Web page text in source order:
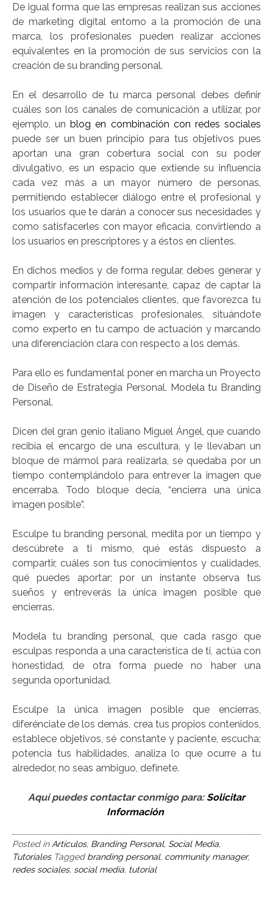
De igual forma que las empresas realizan sus acciones
de marketing digital entorno a la promoción de una
marca, los profesionales pueden realizar acciones
equivalentes en la promoción de sus servicios con la
creación de su branding personal.
En el desarrollo de tu marca personal debes definir
cuáles son los canales de comunicación a utilizar, por
ejemplo, unblog en combinación con redes sociales
puede ser un buen principio para tus objetivos pues
aportan una gran cobertura social con su poder
divulgativo, es un espacio que extiende su influencia
cada vez más a un mayor número de personas,
permitiendo establecer diálogo entre el profesional y
los usuarios que te darán a conocer sus necesidades y
como satisfacerles con mayor eficacia, convirtiendo a
los usuarios en prescriptores y a éstos en clientes.
En dichos medios y de forma regular, debes generar y
compartir información interesante, capaz de captar la
atención de los potenciales clientes, que favorezca tu
imagen y características profesionales, situándote
como experto en tu campo de actuación y marcando
una diferenciación clara con respecto a los demás.
Para ello es fundamental poner en marcha un Proyecto
de Diseño de Estrategia Personal. Modela tu Branding
Personal.
Dicen del gran genio italiano Miguel Ángel, que cuando
recibía el encargo de una escultura, y le llevaban un
bloque de mármol para realizarla, se quedaba por un
tiempo contemplándolo para entrever la imagen que
encerraba. Todo bloque decía, “encierra una única
imagen posible”.
Esculpe tu branding personal, medita por un tiempo y
descúbrete a ti mismo, qué estás dispuesto a
compartir, cuáles son tus conocimientos y cualidades,
qué puedes aportar; por un instante observa tus
sueños y entreverás la única imagen posible que
encierras.
Modela tu branding personal, que cada rasgo que
esculpas responda a una característica de ti, actúa con
honestidad, de otra forma puede no haber una
segunda oportunidad.
Esculpe la única imagen posible que encierras,
diferénciate de los demás, crea tus propios contenidos,
establece objetivos, sé constante y paciente, escucha;
potencia tus habilidades, analiza lo que ocurre a tu
alrededor, no seas ambiguo, defínete.
Aquí puedes contactar conmigo para:Solicitar
Información
Posted in Artículos, Branding Personal, Social Media,
Tutoriales Tagged branding personal, community manager,
redes sociales, social media, tutorial